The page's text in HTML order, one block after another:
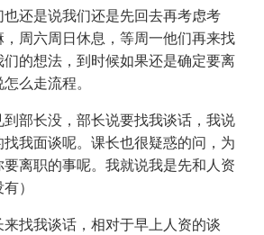
还是说我们还是先回去再考虑考
周六周日休息，等周一他们再来找
的想法，到时候如果还是确定要离
么走流程。
部长没，部长说要找我谈话，我说
我面谈呢。课长也很疑惑的问，为
离职的事呢。我就说我是先和人资
）
找我谈话，相对于早上人资的谈